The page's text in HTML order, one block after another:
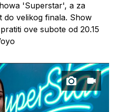
'Superstar', a za
do velikog finala. Show
ove subote od 20.15